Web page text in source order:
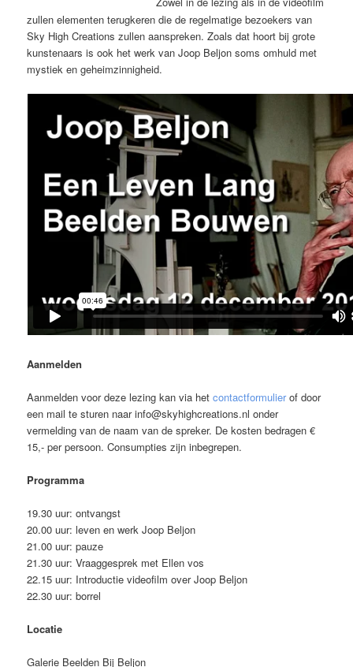
zullen elementen terugkeren die de regelmatige bezoekers van
Sky High Creations zullen aanspreken. Zoals dat hoort bij grote
kunstenaars is ook het werk van Joop Beljon soms omhuld met
mystiek en geheimzinnigheid.
Aanmelden
Aanmelden voor deze lezing kan via hetcontactformulierof door
een mail te sturen naar info@skyhighcreations.nl onder
vermelding van de naam van de spreker. De kosten bedragen €
15,- per persoon. Consumpties zijn inbegrepen.
Programma
19.30 uur: ontvangst
20.00 uur: leven en werk Joop Beljon
21.00 uur: pauze
21.30 uur: Vraaggesprek met Ellen vos
22.15 uur: Introductie videofilm over Joop Beljon
22.30 uur: borrel
Locatie
Galerie Beelden Bij Beljon